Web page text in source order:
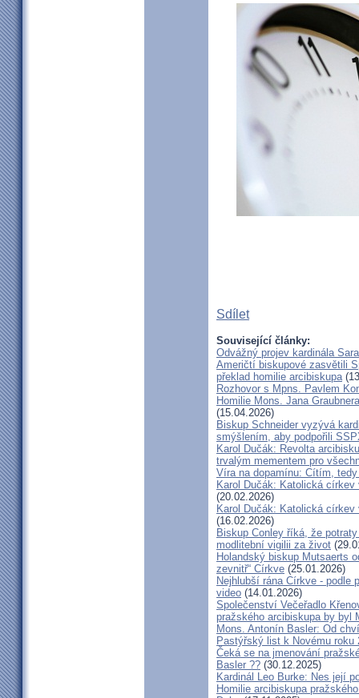
Sdílet
Související články:
Odvážný projev kardinála
Američtí biskupové zasvětili
překlad homilie arcibiskupa
Rozhovor s Mpns. Pavlem
Homilie Mons. Jana
(15.04.2026)
Biskup Schneider vyzývá
smýšlením, aby podpořili
Karol Dučák: Revolta
trvalým mementem pro
Víra na dopamínu: Cítím,
Karol Dučák: Katolická
(20.02.2026)
Karol Dučák: Katolická
(16.02.2026)
Biskup Conley říká, že
modlitební vigilii za život
Holandský biskup Mutsaerts
zevnitř“ Církve (25.01.2026)
Nejhlubší rána Církve - podle
video (14.01.2026)
Společenství Večeřadlo
pražského arcibiskupa by byl
Mons. Antonín Basler: Od
Pastýřský list k Novému roku
Čeká se na jmenování
Basler ?? (30.12.2025)
Kardinál Leo Burke: Nes její
Homilie arcibiskupa